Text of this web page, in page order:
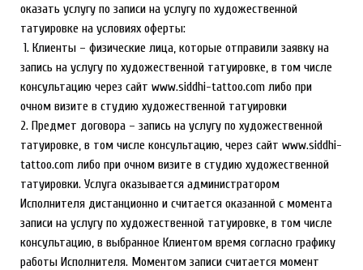
оказать услугу по записи на услугу по художественной
татуировке на условиях оферты:
1. Клиенты – физические лица, которые отправили заявку на
запись на услугу по художественной татуировке, в том числе
консультацию через сайт www.siddhi-tattoo.com либо при
очном визите в студию художественной татуировки
2. Предмет договора – запись на услугу по художественной
татуировке, в том числе консультацию, через сайт www.siddhi-
tattoo.com либо при очном визите в студию художественной
татуировки. Услуга оказывается администратором
Исполнителя дистанционно и считается оказанной с момента
записи на услугу по художественной татуировке, в том числе
консультацию, в выбранное Клиентом время согласно графику
работы Исполнителя. Моментом записи считается момент